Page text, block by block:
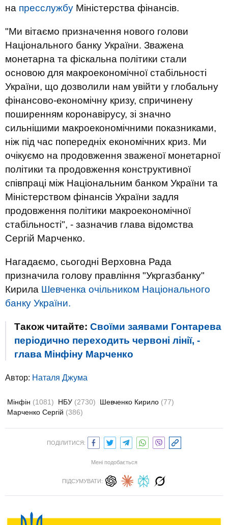
на пресслужбу Міністерства фінансів.
"Ми вітаємо призначення нового голови
Національного банку України. Зважена
монетарна та фіскальна політики стали
основою для макроекономічної стабільності
України, що дозволили нам увійти у глобальну
фінансово-економічну кризу, спричинену
поширенням коронавірусу, зі значно
сильнішими макроекономічними показниками,
ніж під час попередніх економічних криз. Ми
очікуємо на продовження зваженої монетарної
політики та продовження конструктивної
співпраці між Національним банком України та
Міністерством фінансів України задля
продовження політики макроекономічної
стабільності", - зазначив глава відомства
Сергій Марченко.
Нагадаємо, сьогодні Верховна Рада
призначила голову правління "Укргазбанку"
Кирила Шевченка очільником Національного
банку України.
Також читайте: Своїми заявами Гонтарева
періодично переходить червоні лінії, -
глава Мінфіну Марченко
Автор: Наталя Джума
Мінфін (1081) НБУ (2730) Шевченко Кирило (77)
Марченко Сергій (386)
ПОДІЛИТИСЯ:
Мені подобається
ПІДСУМУВАТИ: